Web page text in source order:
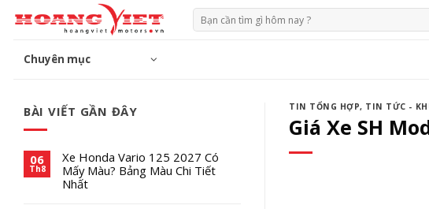
đến
Tìm
kiếm:
Chuyên mục
BÀI VIẾT GẦN ĐÂY
06
Th8
Xe Honda Vario 125 2027 Có
Mấy Màu? Bảng Màu Chi Tiết
Nhất
TIN TỔNG HỢP, TIN TỨC -
Giá Xe SH